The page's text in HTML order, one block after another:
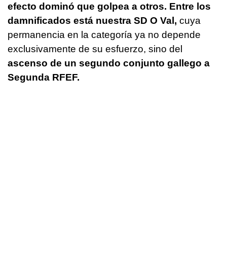
efecto dominó que golpea a otros. Entre los
damnificados está nuestra SD O Val, cuya
permanencia en la categoría ya no depende
exclusivamente de su esfuerzo, sino del
ascenso de un segundo conjunto gallego a
Segunda RFEF.